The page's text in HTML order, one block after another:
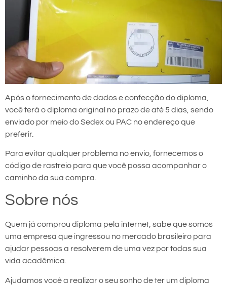
Após o fornecimento de dados e confecção do diploma,
você terá o diploma original no prazo de até 5 dias, sendo
enviado por meio do Sedex ou PAC no endereço que
preferir.
Para evitar qualquer problema no envio, fornecemos o
código de rastreio para que você possa acompanhar o
caminho da sua compra.
Sobre nós
Quem já comprou diploma pela internet, sabe que somos
uma empresa que ingressou no mercado brasileiro para
ajudar pessoas a resolverem de uma vez por todas sua
vida acadêmica.
Ajudamos você a realizar o seu sonho de ter um diploma